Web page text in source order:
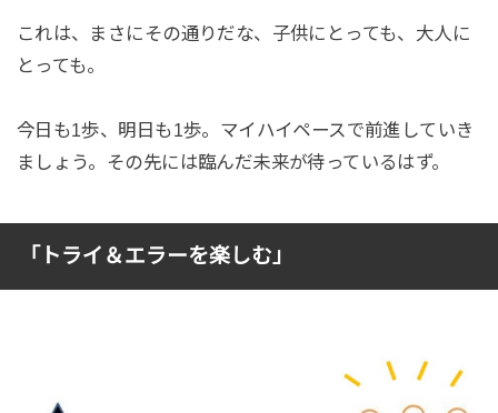
これは、まさにその通りだな、子供にとっても、大人に
とっても。
今日も1歩、明日も1歩。マイハイペースで前進していき
ましょう。その先には臨んだ未来が待っているはず。
「トライ＆エラーを楽しむ」